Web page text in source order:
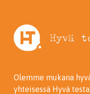
Olemme mukana
yhteisessä Hyvä